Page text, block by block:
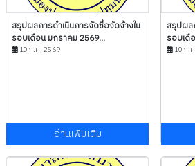
สรุปผลการดำเนินการจัดซื้อจัดจ้างใน
รอบเดือน มกราคม 2569...
10 ก.ค. 2569
อ่านเพิ่มเติม
สรุปผล
รอบเดื
10 ก.